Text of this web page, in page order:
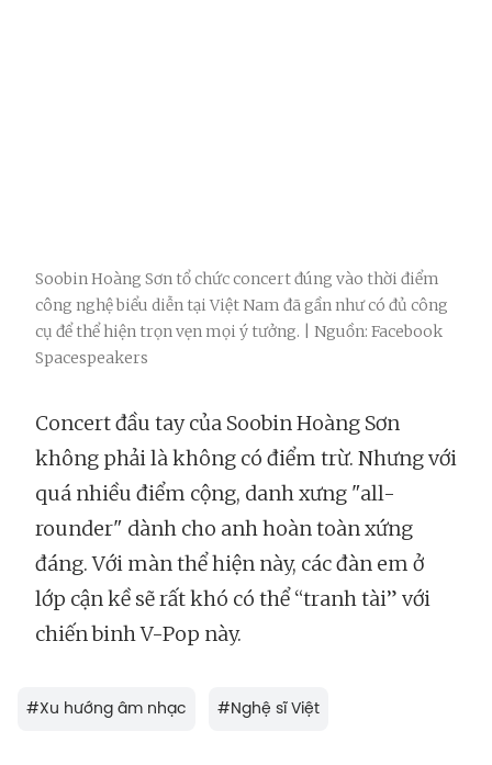
Soobin Hoàng Sơn tổ chức concert đúng vào thời điểm
công nghệ biểu diễn tại Việt Nam đã gần như có đủ công
cụ để thể hiện trọn vẹn mọi ý tưởng. | Nguồn: Facebook
Spacespeakers
Concert đầu tay của Soobin Hoàng Sơn
không phải là không có điểm trừ. Nhưng với
quá nhiều điểm cộng, danh xưng "all-
rounder" dành cho anh hoàn toàn xứng
đáng. Với màn thể hiện này, các đàn em ở
lớp cận kề sẽ rất khó có thể “tranh tài” với
chiến binh V-Pop này.
#Xu hướng âm nhạc #Nghệ sĩ Việt